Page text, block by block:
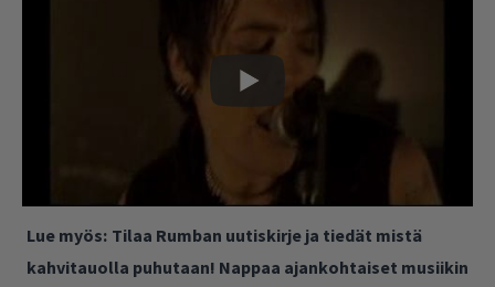
Lue myös: Tilaa Rumban uutiskirje ja tiedät mistä
kahvitauolla puhutaan! Nappaa ajankohtaiset musiikin